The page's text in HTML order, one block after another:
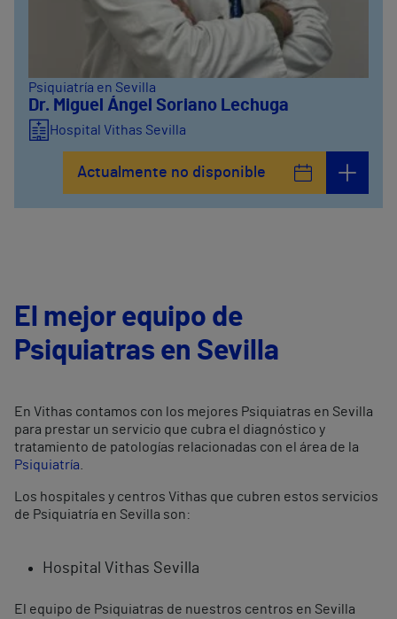
Psiquiatría en Sevilla
Dr. Miguel Ángel Soriano Lechuga
Hospital Vithas Sevilla
Actualmente no disponible
El mejor equipo de
Psiquiatras en Sevilla
En Vithas contamos con los mejores Psiquiatras en Sevilla
para prestar un servicio que cubra el diagnóstico y
tratamiento de patologías relacionadas con el área de la
Psiquiatría
Los hospitales y centros Vithas que cubren estos servicios
de Psiquiatría en Sevilla son:
Hospital Vithas Sevilla
El equipo de Psiquiatras de nuestros centros en Sevilla